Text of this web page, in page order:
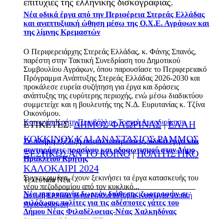
Νέα οδικά έργα από την Περιφέρεια Στερεάς Ελλάδας
και αναπτυξιακή ώθηση μέσω της Ο.Χ.Ε. Αγράφων και
της λίμνης Κρεμαστών
Ο Περιφερειάρχης Στερεάς Ελλάδας, κ. Φάνης Σπανός,
παρέστη στην Τακτική Συνεδρίαση του Δημοτικού
Συμβουλίου Αγράφων, όπου παρουσίασε το Περιφερειακό
Πρόγραμμα Ανάπτυξης Στερεάς Ελλάδας 2026-2030 και
προκάλεσε ευρεία συζήτηση για έργα και δράσεις
ανάπτυξης της ευρύτερης περιοχής, ενώ μέσω διαδικτύου
συμμετείχε και η βουλευτής της Ν.Δ. Ευρυτανίας κ. Τζίνα
Οικονόμου.
ΚοινωνίαΚρήτηΠεριβάλλονΤοπική Αυτοδιοίκηση
Σε πλήρη εξέλιξη ασφαλτοστρώσεις, οδικά έργα και
συντηρήσεις πρασίνου και οδοφωτισμού στον Δήμο
Ηρακλείου Κρήτης
Συγκεκριμένα, έχουν ξεκινήσει τα έργα κατασκευής του
νέου πεζοδρομίου από τον κυκλικό...
Δυτική ΕλλάδαΙόνια ΝησιάΙστορίαΚοινωνίαΤοπική
Αυτοδιοίκηση
ΕΤΙΚΕΤΕΣ:ΔΗΜΟΣ ΦΛΩΡΙΝΑΣ|ΕΛΛΗ
ΚΟΚΚΙΝΟΥ ΚΑΙ ΑΝΑΣΤΑΣΙΟΣ ΡΑΜΜΟΣ
ΞΕΣΗΚΩΣΑΝ ΤΟ ΚΟΙΝΟ|ΠΟΛΙΤΙΣΤΙΚΟ
ΚΑΛΟΚΑΙΡΙ 2024
Τελευταία Νέα
Νέα ημερομηνία δωρεάν διάθεσης ζωοτροφών σε
φιλόζωους πολίτες για τις αδέσποτες γάτες του
Δήμου Νέας Φιλαδέλφειας-Νέας Χαλκηδόνας